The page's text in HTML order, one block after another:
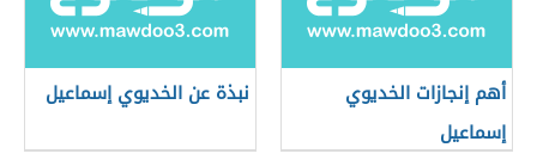
أهم إنجازات الخديوي
إسماعيل
نبذة عن الخديوي إسماعيل